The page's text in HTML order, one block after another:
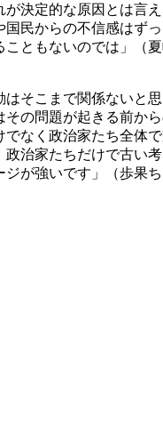
が決定的な原因とは言
国民からの不信感はず
こともないのでは」（
はそこまで関係ないと
その問題が起きる前か
でなく政治家たち全体
政治家たちだけで古い
ジが強いです」（歩果